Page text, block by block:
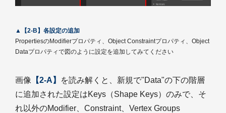
▲【2-B】各設定の追加
PropertiesのModifierプロパティ、Object Constraintプロパティ、Object
Dataプロパティで図のように設定を追加してみてください
画像 【2-A】
を読み解くと、新規で"Data"の下の階層
に追加された設定はKeys（Shape Keys）のみで、そ
れ以外のModifier、Constraint、Vertex Groups